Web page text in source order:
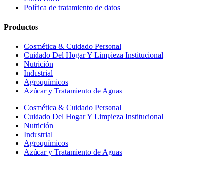
Política de tratamiento de datos
Productos
Cosmética & Cuidado Personal
Cuidado Del Hogar Y Limpieza Institucional
Nutrición
Industrial
Agroquímicos
Azúcar y Tratamiento de Aguas
Cosmética & Cuidado Personal
Cuidado Del Hogar Y Limpieza Institucional
Nutrición
Industrial
Agroquímicos
Azúcar y Tratamiento de Aguas